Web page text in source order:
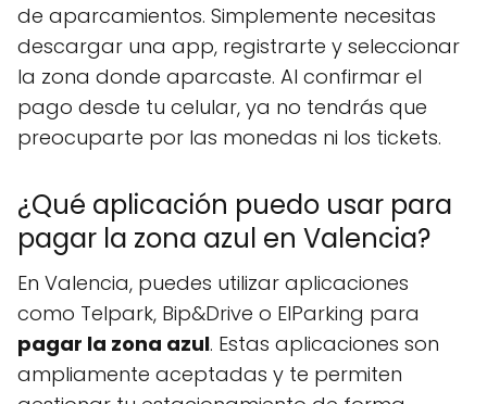
de aparcamientos. Simplemente necesitas
descargar una app, registrarte y seleccionar
la zona donde aparcaste. Al confirmar el
pago desde tu celular, ya no tendrás que
preocuparte por las monedas ni los tickets.
¿Qué aplicación puedo usar para
pagar la zona azul en Valencia?
En Valencia, puedes utilizar aplicaciones
como Telpark, Bip&Drive o ElParking para
pagar la zona azul. Estas aplicaciones son
ampliamente aceptadas y te permiten